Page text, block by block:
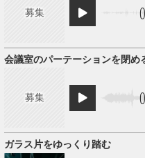
募集
募集
会議室のパーテーションを閉め
ガラス片をゆっくり踏む